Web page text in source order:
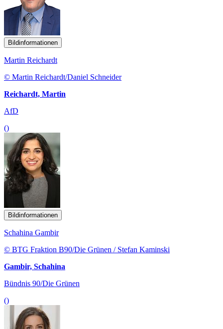
Bildinformationen
Martin Reichardt
© Martin Reichardt/Daniel Schneider
Reichardt, Martin
AfD
()
Bildinformationen
Schahina Gambir
© BTG Fraktion B90/Die Grünen / Stefan Kaminski
Gambir, Schahina
Bündnis 90/Die Grünen
()